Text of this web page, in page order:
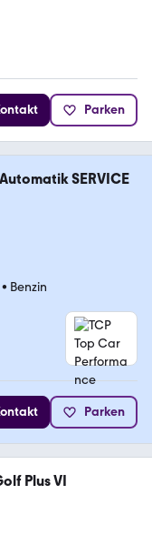
Parken
SERVICE
• Benzin
Parken
Plus VI